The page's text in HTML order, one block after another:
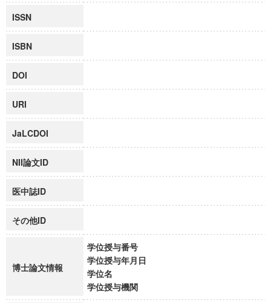
ISSN
ISBN
DOI
URI
JaLCDOI
NII論文ID
医中誌ID
その他ID
博士論文情報
学位授与番号
学位授与年月日
学位名
学位授与機関